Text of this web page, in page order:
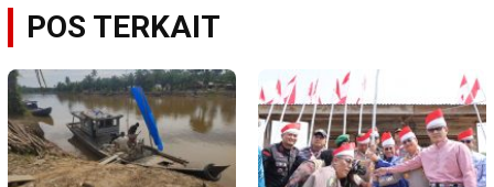
POS TERKAIT